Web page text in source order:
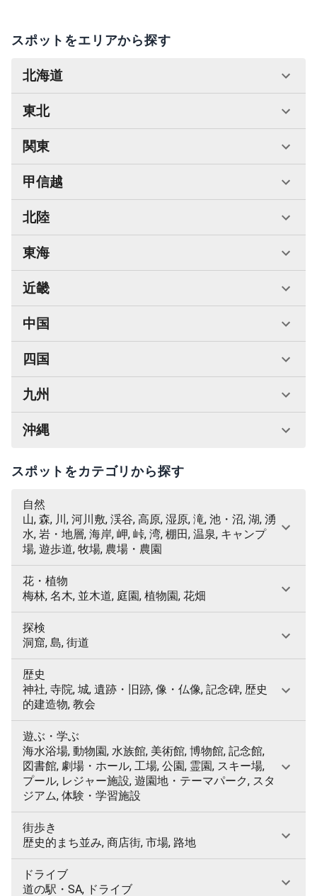
スポットをエリアから探す
北海道
東北
関東
甲信越
北陸
東海
近畿
中国
四国
九州
沖縄
スポットをカテゴリから探す
自然
山, 森, 川, 河川敷, 渓谷, 高原, 湿原, 滝, 池・沼, 湖, 湧
水, 岩・地層, 海岸, 岬, 峠, 湾, 棚田, 温泉, キャンプ
場, 遊歩道, 牧場, 農場・農園
花・植物
梅林, 名木, 並木道, 庭園, 植物園, 花畑
探検
洞窟, 島, 街道
歴史
神社, 寺院, 城, 遺跡・旧跡, 像・仏像, 記念碑, 歴史
的建造物, 教会
遊ぶ・学ぶ
海水浴場, 動物園, 水族館, 美術館, 博物館, 記念館,
図書館, 劇場・ホール, 工場, 公園, 霊園, スキー場,
プール, レジャー施設, 遊園地・テーマパーク, スタ
ジアム, 体験・学習施設
街歩き
歴史的まち並み, 商店街, 市場, 路地
ドライブ
道の駅・SA, ドライブ